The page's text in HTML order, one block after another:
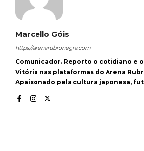
Marcello Góis
https://arenarubronegra.com
Comunicador. Reporto o cotidiano e
Vitória nas plataformas do Arena
Apaixonado pela cultura japonesa,